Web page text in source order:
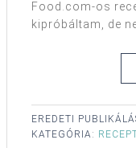
Food.com-os
kipróbáltam, de
EREDETI
KATEGÓRIA: